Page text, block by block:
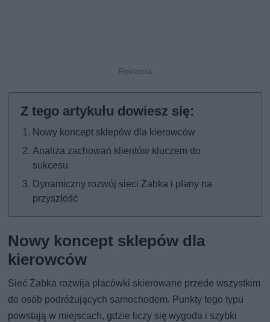
Nowy koncept sklepów dla kierowców
Analiza zachowań klientów kluczem do
sukcesu
Dynamiczny rozwój sieci Żabka i plany na
przyszłość
Nowy koncept sklepów dla
kierowców
Sieć Żabka rozwija placówki skierowane przede wszystkim
do osób podróżujących samochodem. Punkty tego typu
powstają w miejscach, gdzie liczy się wygoda i szybki